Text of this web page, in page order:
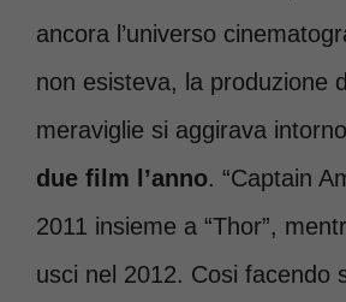
ancora l’universo
non esisteva, la produzione
meraviglie si aggirava
due film l’anno. “Captain
2011 insieme a “Thor”,
usci nel 2012. Cosi facendo